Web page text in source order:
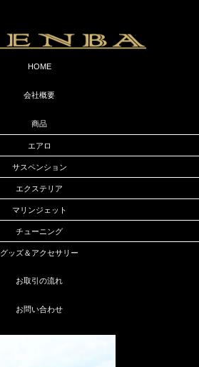
HOME
会社概要
商品
エアロ
サスペンション
エクステリア
マリンジェット
チューニング
グッズ＆アクセサリー
お取引の流れ
お問い合わせ